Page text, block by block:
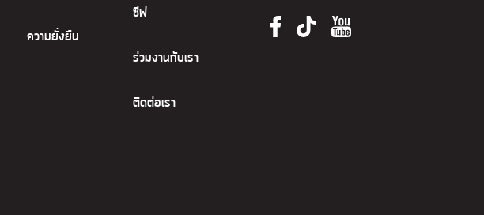
ความยั่งยืน
ซีฟ
ร่วมงานกับเรา
ติดต่อเรา